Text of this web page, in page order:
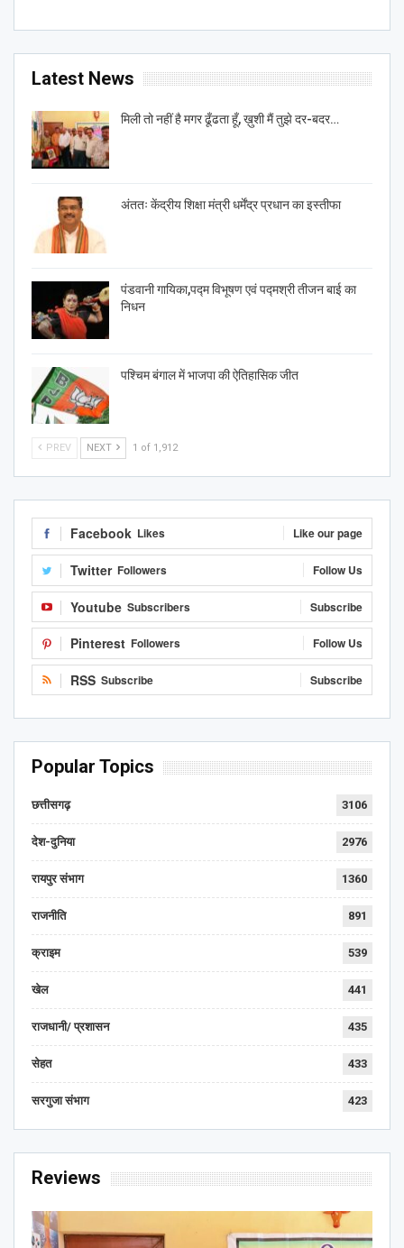
Latest News
मिली तो नहीं है मगर ढूँढता हूँ, ख़ुशी मैं तुझे दर-बदर…
अंततः केंद्रीय शिक्षा मंत्री धर्मेंद्र प्रधान का इस्तीफा
पंडवानी गायिका,पद्म विभूषण एवं पद्मश्री तीजन बाई का
निधन
पश्चिम बंगाल में भाजपा की ऐतिहासिक जीत
PREV NEXT 1 of 1,912
Facebook Likes Like our page
Twitter Followers Follow Us
Youtube Subscribers Subscribe
Pinterest Followers Follow Us
RSS Subscribe Subscribe
Popular Topics
छत्तीसगढ़ 3106
देश-दुनिया 2976
रायपुर संभाग 1360
राजनीति 891
क्राइम 539
खेल 441
राजधानी/ प्रशासन 435
सेहत 433
सरगुजा संभाग 423
Reviews